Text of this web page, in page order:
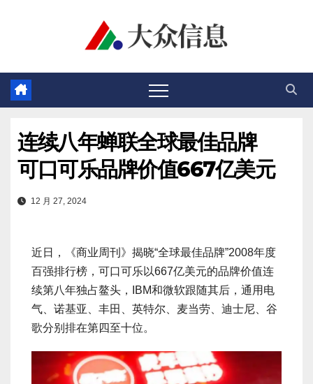
容
连续八年蝉联全球最佳品牌
可口可乐品牌价值667亿美元
12 月 27, 2024
近日，《商业周刊》揭晓“全球最佳品牌”2008年度
百强排行榜，可口可乐以667亿美元的品牌价值连
续第八年独占鳌头，IBM和微软跟随其后，通用电
气、诺基亚、丰田、英特尔、麦当劳、迪士尼、谷
歌分别排在第四至十位。